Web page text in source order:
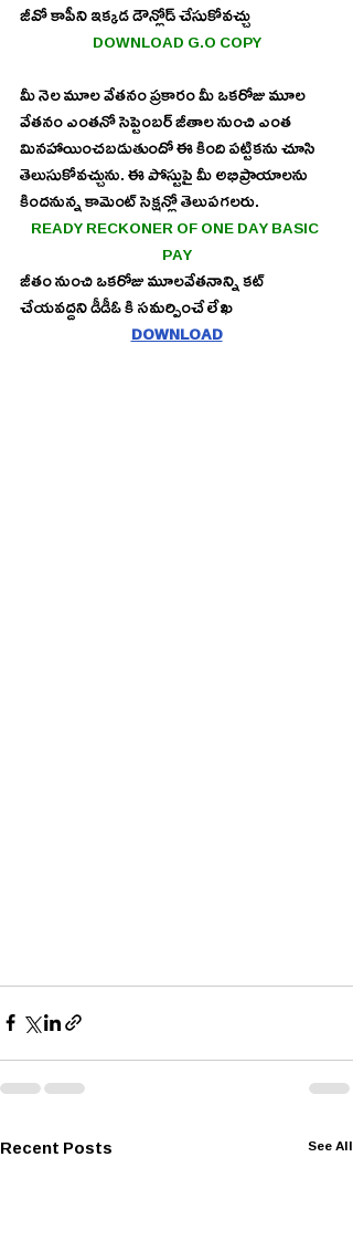
జీవో కాపీని ఇక్కడ డౌన్లోడ్ చేసుకోవచ్చు
DOWNLOAD G.O COPY
మీ నెల మూల వేతనం ప్రకారం మీ ఒకరోజు మూల
వేతనం ఎంతనో సెప్టెంబర్ జీతాల నుంచి ఎంత
మినహాయించబడుతుందో ఈ కింది పట్టికను చూసి
తెలుసుకోవచ్చును. ఈ పోస్టుపై మీ అభిప్రాయాలను
కిందనున్న కామెంట్ సెక్షన్లో తెలుపగలరు.
READY RECKONER OF ONE DAY BASIC
PAY
జీతం నుంచి ఒకరోజు మూలవేతనాన్ని కట్
చేయవద్దని డీడీఓ కి సమర్పించే లేఖ
DOWNLOAD
Recent Posts See All